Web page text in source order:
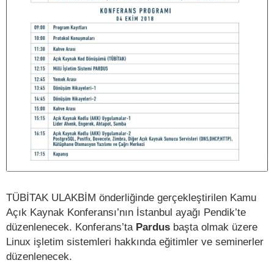
TÜBİTAK ULAKBİM önderliğinde gerçekleştirilen Kamu
Açık Kaynak Konferansı’nın İstanbul ayağı Pendik’te
düzenlenecek. Konferans’ta Pardus başta olmak üzere
Linux işletim sistemleri hakkında eğitimler ve seminerler
düzenlenecek.